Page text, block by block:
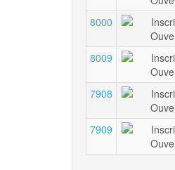
8000
8009
7908
7909